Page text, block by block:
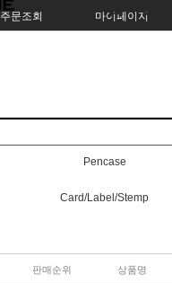
주문조회 마이페이지
Pencase
Card/Label/Stemp
판매순위 상품명